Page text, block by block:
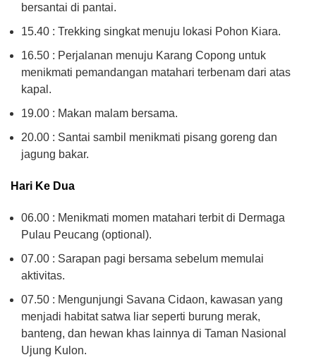
bersantai di pantai.
15.40 : Trekking singkat menuju lokasi Pohon Kiara.
16.50 : Perjalanan menuju Karang Copong untuk
menikmati pemandangan matahari terbenam dari atas
kapal.
19.00 : Makan malam bersama.
20.00 : Santai sambil menikmati pisang goreng dan
jagung bakar.
Hari Ke Dua
06.00 : Menikmati momen matahari terbit di Dermaga
Pulau Peucang (optional).
07.00 : Sarapan pagi bersama sebelum memulai
aktivitas.
07.50 : Mengunjungi Savana Cidaon, kawasan yang
menjadi habitat satwa liar seperti burung merak,
banteng, dan hewan khas lainnya di Taman Nasional
Ujung Kulon.